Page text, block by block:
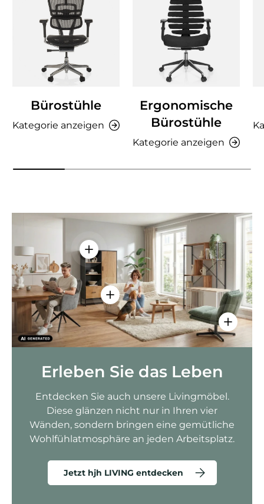
Bürostühle
Kategorie anzeigen
Ergonomische
Bürostühle
Kategorie anzeigen
Einzelheiten anzeigen - AMIO H -
Einzelheiten anzeigen - Sitzolo 2
Erleben Sie das Leben
Entdecken Sie auch unsere Livingmöbel.
Diese glänzen nicht nur in Ihren vier
Wänden, sondern bringen eine gemütliche
Wohlfühlatmosphäre an jeden Arbeitsplatz.
Jetzt hjh LIVING entdecken